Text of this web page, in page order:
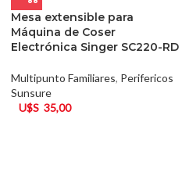
Mesa extensible para
Máquina de Coser
Electrónica Singer SC220-RD
Multipunto Familiares, Perifericos
Sunsure
U$S 35,00